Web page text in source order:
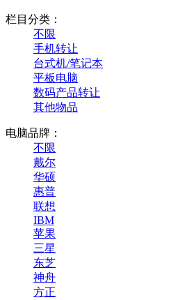
栏目分类：
不限
手机转让
台式机/笔记本
平板电脑
数码产品转让
其他物品
电脑品牌：
不限
戴尔
华硕
惠普
联想
IBM
苹果
三星
东芝
神舟
方正